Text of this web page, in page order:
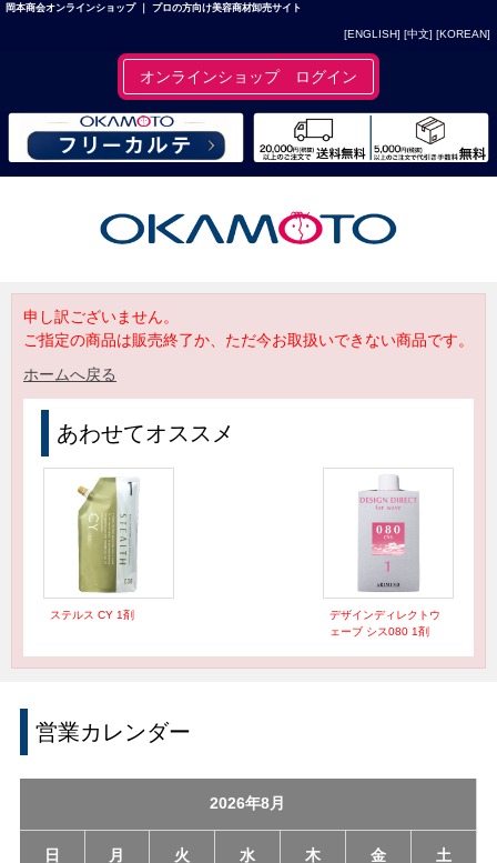
岡本商会オンラインショップ ｜ プロの方向け美容商材卸売サイト
[ENGLISH] [中文] [KOREAN]
オンラインショップ ログイン
申し訳ございません。
ご指定の商品は販売終了か、ただ今お取扱いできない商品です。
ホームへ戻る
あわせてオススメ
ステルス CY 1剤
デザインディレクトウ
ェーブ シス080 1剤
営業カレンダー
2026年8月
日 月 火 水 木 金 土